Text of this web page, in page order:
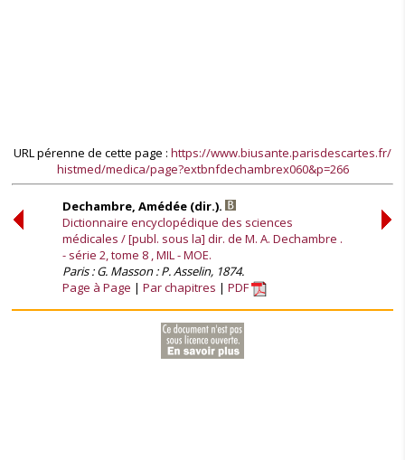
URL pérenne de cette page : https://www.biusante.parisdescartes.fr/
histmed/medica/page?extbnfdechambrex060&p=266
Dechambre, Amédée (dir.).
Dictionnaire encyclopédique des sciences
médicales / [publ. sous la] dir. de M. A. Dechambre .
- série 2, tome 8 , MIL - MOE.
Paris : G. Masson : P. Asselin, 1874.
Page à Page
Par chapitres PDF